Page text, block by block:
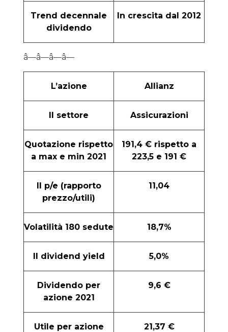
Trend decennale
dividendo
In crescita dal 2012
â—â—â—â—
L’azione Allianz
Il settore Assicurazioni
Quotazione rispetto
a max e min 2021
191,4 € rispetto a
223,5 e 191 €
Il p/e (rapporto
prezzo/utili)
11,04
Volatilità 180 sedute 18,7%
Il dividend yield 5,0%
Dividendo per
azione 2021
9,6 €
Utile per azione
21,37 €